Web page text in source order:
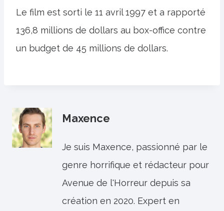
Le film est sorti le 11 avril 1997 et a rapporté
136,8 millions de dollars au box-office contre
un budget de 45 millions de dollars.
Maxence
Je suis Maxence, passionné par le
genre horrifique et rédacteur pour
Avenue de l'Horreur depuis sa
création en 2020. Expert en